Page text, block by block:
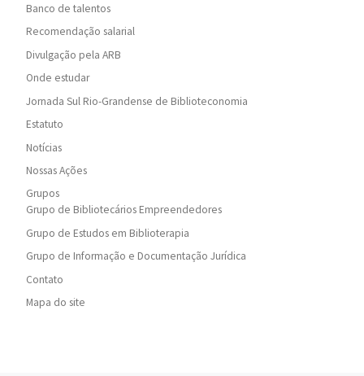
Banco de talentos
Recomendação salarial
Divulgação pela ARB
Onde estudar
Jornada Sul Rio-Grandense de Biblioteconomia
Estatuto
Notícias
Nossas Ações
Grupos
Grupo de Bibliotecários Empreendedores
Grupo de Estudos em Biblioterapia
Grupo de Informação e Documentação Jurídica
Contato
Mapa do site